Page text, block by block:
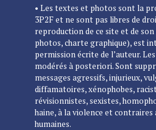
• Les textes et photos sont la
3P2F et ne sont pas libres de
reproduction de ce site et de
photos, charte graphique), est
permission écrite de l’auteur.
modérés à posteriori. Sont
messages agressifs, injurieux,
diffamatoires, xénophobes,
révisionnistes, sexistes,
haine, à la violence et contraires
humaines.